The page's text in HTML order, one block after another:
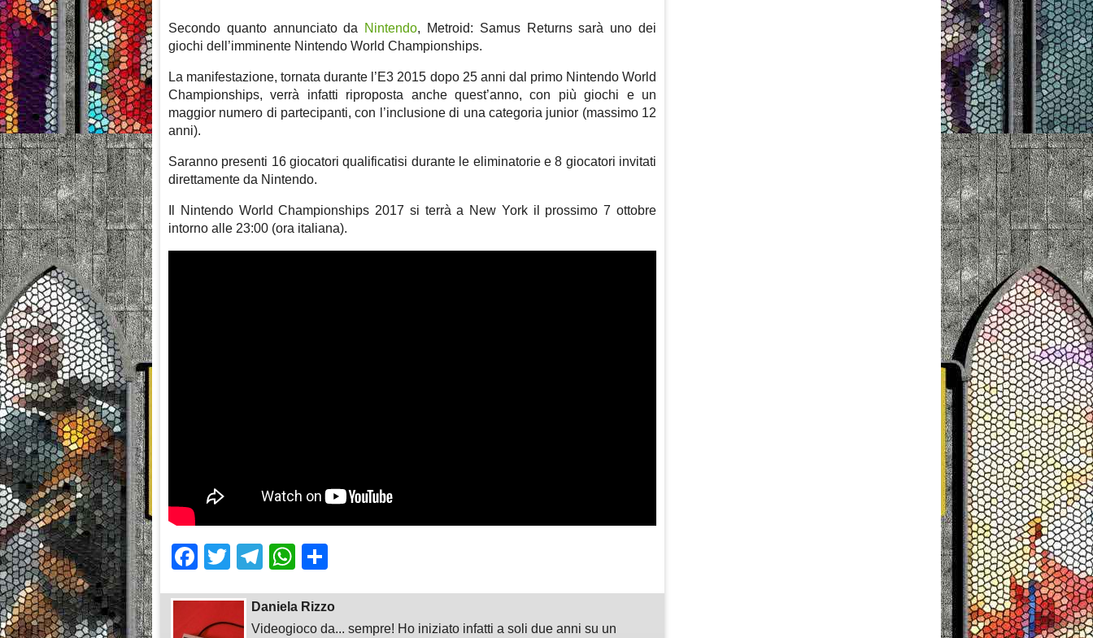
Secondo quanto annunciato da Nintendo, Metroid: Samus Returns sarà uno dei
giochi dell’imminente Nintendo World Championships.
La manifestazione, tornata durante l’E3 2015 dopo 25 anni dal primo Nintendo World
Championships, verrà infatti riproposta anche quest’anno, con più giochi e un
maggior numero di partecipanti, con l’inclusione di una categoria junior (massimo 12
anni).
Saranno presenti 16 giocatori qualificatisi durante le eliminatorie e 8 giocatori invitati
direttamente da Nintendo.
Il Nintendo World Championships 2017 si terrà a New York il prossimo 7 ottobre
intorno alle 23:00 (ora italiana).
Facebook
TwitterTelegram
WhatsApp
Daniela Rizzo
Videogioco da... sempre! Ho iniziato infatti a soli due anni su un